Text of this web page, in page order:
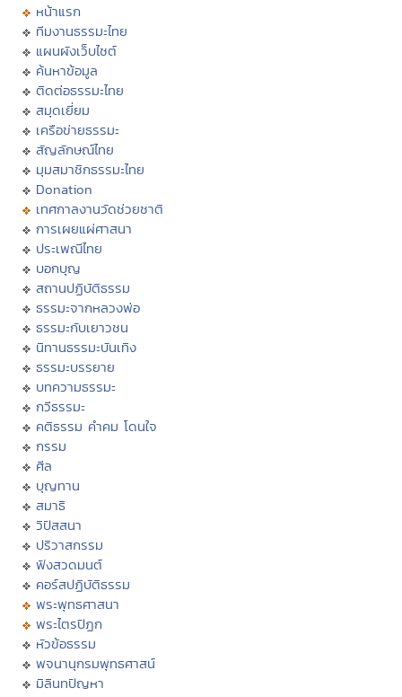
หน้าแรก
ทีมงานธรรมะไทย
แผนผังเว็บไซต์
ค้นหาข้อมูล
ติดต่อธรรมะไทย
สมุดเยี่ยม
เครือข่ายธรรมะ
สัญลักษณ์ไทย
มุมสมาชิกธรรมะไทย
Donation
เทศกาลงานวัดช่วยชาติ
การเผยแผ่ศาสนา
ประเพณีไทย
บอกบุญ
สถานปฏิบัติธรรม
ธรรมะจากหลวงพ่อ
ธรรมะกับเยาวชน
นิทานธรรมะบันเทิง
ธรรมะบรรยาย
บทความธรรมะ
กวีธรรมะ
คติธรรม คำคม โดนใจ
กรรม
ศีล
บุญทาน
สมาธิ
วิปัสสนา
ปริวาสกรรม
ฟังสวดมนต์
คอร์สปฏิบัติธรรม
พระพุทธศาสนา
พระไตรปิฏก
หัวข้อธรรม
พจนานุกรมพุทธศาสน์
มิลินทปัญหา